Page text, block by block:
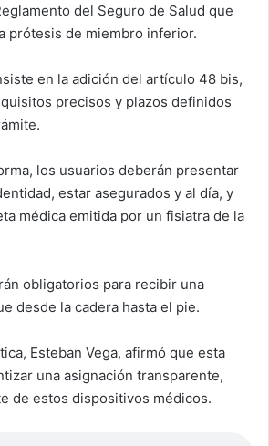
del Seguro de Salud que
prótesis de miembro inferior.
en la adición del artículo 48 bis,
precisos y plazos definidos
los usuarios deberán presentar
estar asegurados y al día, y
médica emitida por un fisiatra de la
obligatorios para recibir una
desde la cadera hasta el pie.
Esteban Vega, afirmó que esta
una asignación transparente,
de estos dispositivos médicos.